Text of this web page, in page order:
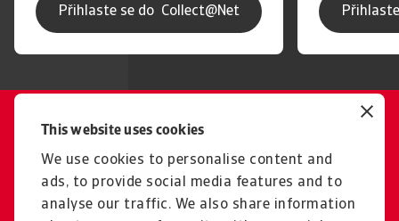
This website uses cookies
We use cookies to personalise content and
ads, to provide social media features and to
analyse our traffic. We also share information
Přihlaste se do Collect@Net
Vyžádejte si posudek
Chtěli byste se dozvědět více o
službách, získat posudek nebo